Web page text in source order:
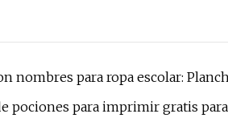
nombres para ropa escolar:
pociones para imprimir gratis